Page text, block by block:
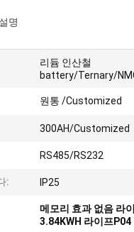
명
리듐 인산철
battery/Ternary/
원통 /Customized
300AH/Customized
RS485/RS232
: IP25
메모리 효과 없음 라
3.84KWH 라이프P04